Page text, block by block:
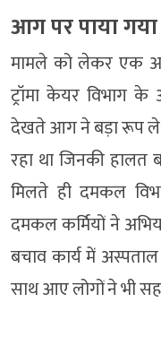
आग पर पाया
मामले को लेकर एक
ट्रॉमा केयर विभाग
देखते आग ने बड़ा रूप ले
रहा था जिनकी
मिलते ही दमकल
दमकल कर्मियों ने
बचाव कार्य में
साथ आए लोगों ने भी